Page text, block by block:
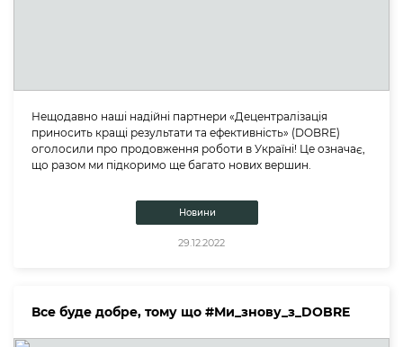
Нещодавно наші надійні партнери «Децентралізація
приносить кращі результати та ефективність» (DOBRE)
оголосили про продовження роботи в Україні! Це означає,
що разом ми підкоримо ще багато нових вершин.
Новини
29.12.2022
Все буде добре, тому що #Ми_знову_з_DOBRE